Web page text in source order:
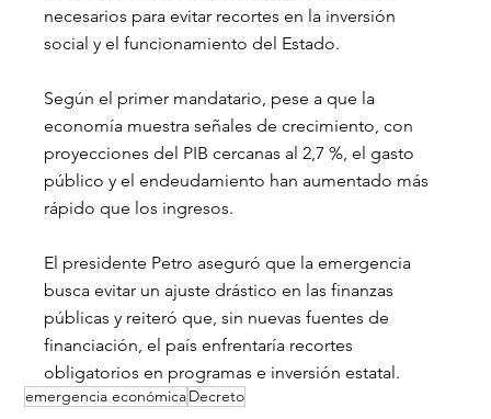
necesarios para evitar recortes en la inversión
social y el funcionamiento del Estado.
Según el primer mandatario, pese a que la
economía muestra señales de crecimiento, con
proyecciones del PIB cercanas al 2,7 %, el gasto
público y el endeudamiento han aumentado más
rápido que los ingresos.
El presidente Petro aseguró que la emergencia
busca evitar un ajuste drástico en las finanzas
públicas y reiteró que, sin nuevas fuentes de
financiación, el país enfrentaría recortes
obligatorios en programas e inversión estatal.
emergencia económicaDecreto